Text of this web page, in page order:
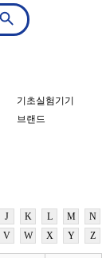
기초실험기기
브랜드
J K L M
N
V W X Y Z